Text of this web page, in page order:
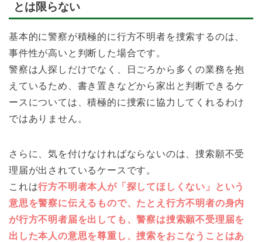
とは限らない
基本的に警察が積極的に行方不明者を捜索するのは、
事件性が高いと判断した場合です。
警察は人探しだけでなく、日ごろから多くの業務を抱
えているため、書き置きなどから家出と判断できるケ
ースについては、積極的に捜索に協力してくれるわけ
ではありません。
さらに、気を付けなければならないのは、捜索願不受
理届が出されているケースです。
これは行方不明者本人が「探してほしくない」という
意思を警察に伝えるもので、たとえ行方不明者の身内
が行方不明者届を出しても、警察は捜索願不受理届を
出した本人の意思を尊重し、捜索をおこなうことはあ